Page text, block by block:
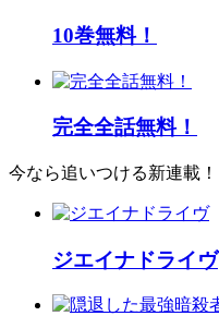
10巻無料！
完全全話無料！
今なら追いつける新連載！
ジエイナドライヴ